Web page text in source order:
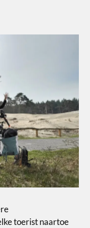
toerist naartoe